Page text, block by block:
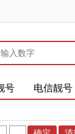
号 电信靓号